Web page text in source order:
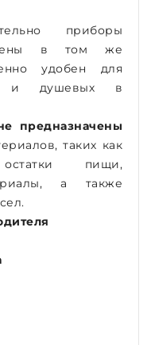
приборы
в том же
удобен для
и душевых в
предназначены
таких как
пищи,
а также